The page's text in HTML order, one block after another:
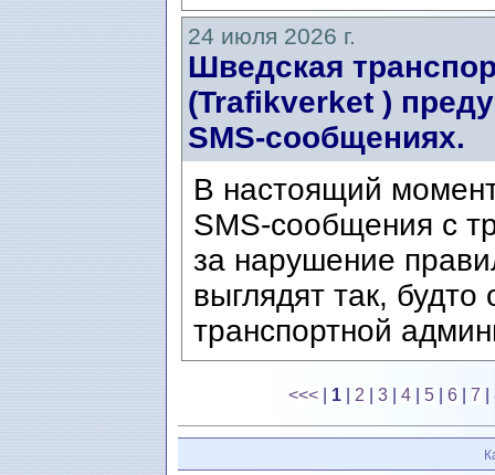
24 июля 2026 г.
Шведская
(Trafikverket )
SMS-сообщениях.
В настоящий
SMS-сообщения с
за нарушение
выглядят так,
транспортной
<<< 1 2 |3 |4 5 |6 |7 |